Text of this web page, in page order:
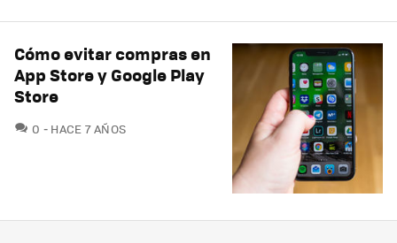
Cómo evitar compras en
App Store y Google Play
Store
0 COMENTARIOS
HACE 7 AÑOS